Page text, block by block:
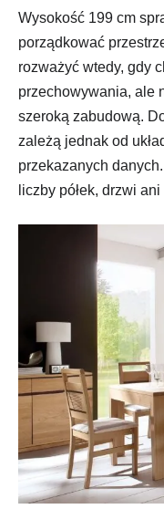
Wysokość 199 cm
porządkować
rozważyć wtedy, gdy
przechowywania, ale
szeroką zabudową.
zależą jednak od
przekazanych
liczby półek, drzwi